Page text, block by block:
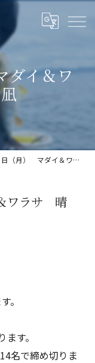
ダイ＆ワ
月） マダイ＆ワラサ 晴れ・凪
ワラサ 晴
。
す。
名で締め切りま